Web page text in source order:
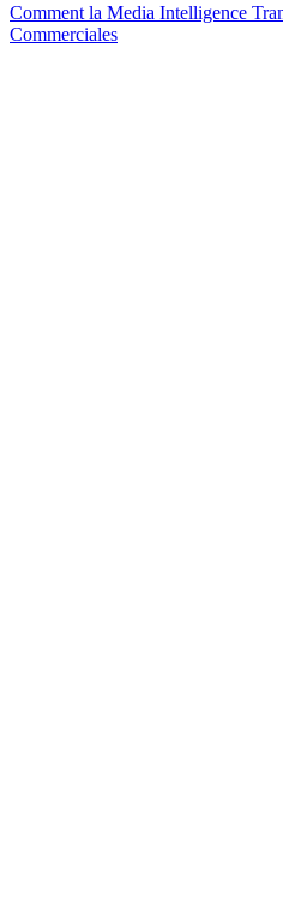
Comment la Media Intelligence
Commerciales